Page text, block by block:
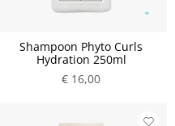
Shampoon Phyto Curls
Hydration 250ml
€ 16,00